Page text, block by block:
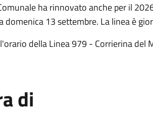
ha rinnovato anche per il
domenica 13 settembre. La linea è
della Linea 979 - Corrierina del
di